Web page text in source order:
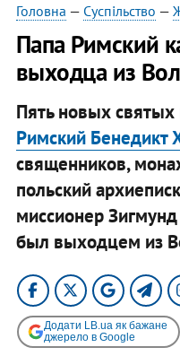
Головна — Суспільство —
Папа Римский
выходца из
Пять новых святых
Римский Бенедикт
священников,
польский
миссионер
был выходцем из
Додати LB.ua як бажане
джерело в Google